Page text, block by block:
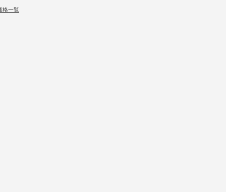
格一覧